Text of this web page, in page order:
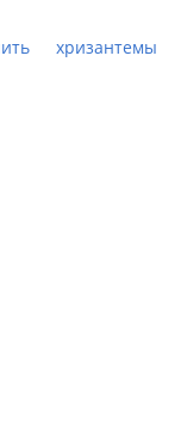
хризантемы